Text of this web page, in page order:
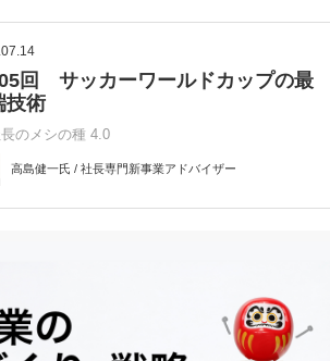
回 サッカーワールドカップの最
技術
のメシの種 4.0
高島健一氏 / 社長専門新事業アドバイザー